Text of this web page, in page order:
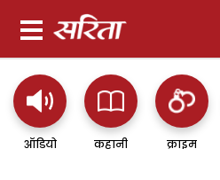
ऑडियो कहानी क्राइम